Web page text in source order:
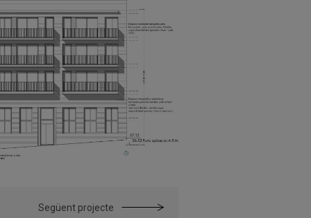
Següent projecte